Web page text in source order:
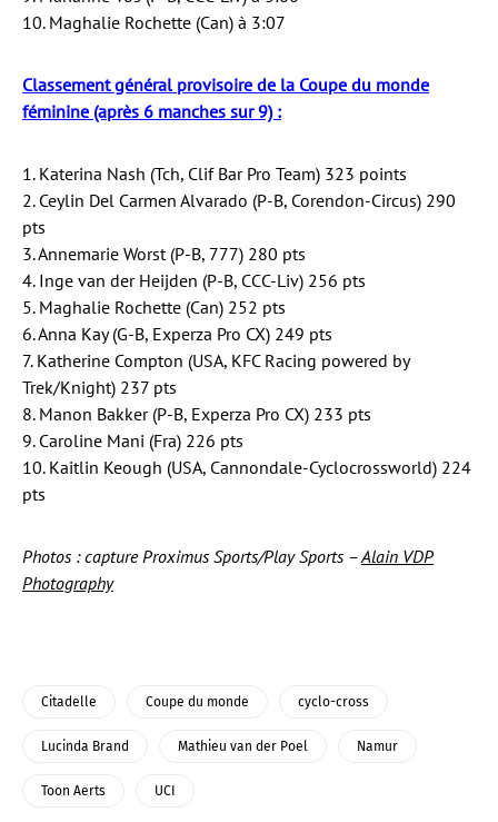
10. Maghalie Rochette (Can) à 3:07
Classement général provisoire de la Coupe du monde
féminine (après 6 manches sur 9) :
1. Katerina Nash (Tch, Clif Bar Pro Team) 323 points
2. Ceylin Del Carmen Alvarado (P-B, Corendon-Circus) 290
pts
3. Annemarie Worst (P-B, 777) 280 pts
4. Inge van der Heijden (P-B, CCC-Liv) 256 pts
5. Maghalie Rochette (Can) 252 pts
6. Anna Kay (G-B, Experza Pro CX) 249 pts
7. Katherine Compton (USA, KFC Racing powered by
Trek/Knight) 237 pts
8. Manon Bakker (P-B, Experza Pro CX) 233 pts
9. Caroline Mani (Fra) 226 pts
10. Kaitlin Keough (USA, Cannondale-Cyclocrossworld) 224
pts
Photos : capture Proximus Sports/Play Sports –Alain VDP
Photography
Citadelle Coupe du monde cyclo-cross
Lucinda Brand Mathieu van der Poel Namur
Toon Aerts UCI